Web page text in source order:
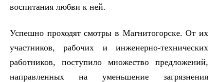
воспитания любви к ней.
Успешно проходят смотры в Магнитогорске. От их
участников, рабочих и инженерно-технических
работников, поступило множество предложений,
направленных на уменьшение загрязнения